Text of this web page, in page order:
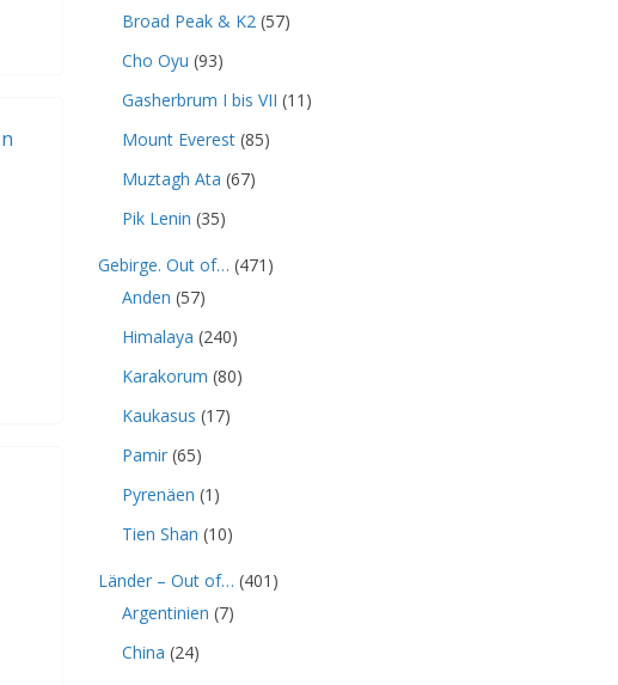
Broad Peak & K2 (57)
Cho Oyu (93)
Gasherbrum I bis VII (11)
Mount Everest (85)
Muztagh Ata (67)
Pik Lenin (35)
Gebirge. Out of… (471)
Anden (57)
Himalaya (240)
Karakorum (80)
Kaukasus (17)
Pamir (65)
Pyrenäen (1)
Tien Shan (10)
Länder – Out of… (401)
Argentinien (7)
China (24)